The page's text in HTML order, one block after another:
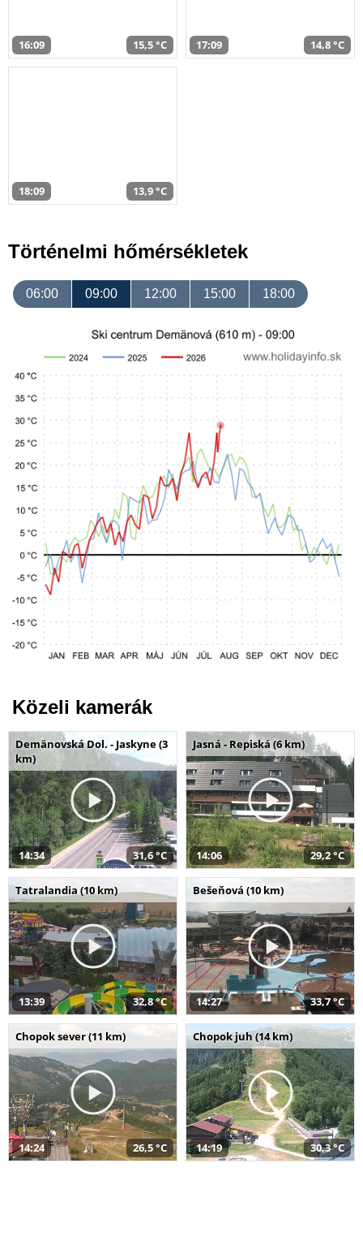
16:09 15,5 °C 17:09 14,8 °C
18:09 13,9 °C
Történelmi hőmérsékletek
06:00 09:00 12:00 15:00 18:00
Közeli kamerák
Demänovská Dol. - Jaskyne (3
km)
14:34 31,6 °C
Jasná - Repiská (6 km)
14:06 29,2 °C
Tatralandia (10 km)
13:39 32,8 °C
Bešeňová (10 km)
14:27 33,7 °C
Chopok sever (11 km)
14:24 26,5 °C
Chopok juh (14 km)
14:19 30,3 °C